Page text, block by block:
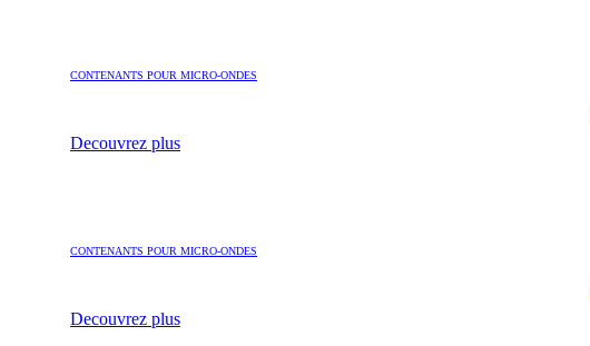
CONTENANTS POUR MICRO-ONDES
Decouvrez plus
CONTENANTS POUR MICRO-ONDES
Decouvrez plus